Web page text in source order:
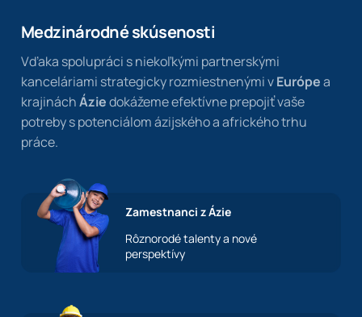
Medzinárodné skúsenosti
Vďaka spolupráci s niekoľkými partnerskými
kanceláriami strategicky rozmiestnenými vEurópea
krajináchÁziedokážeme efektívne prepojiť vaše
potreby s potenciálom ázijského a afrického trhu
práce.
Zamestnanci z Ázie
Rôznorodé talenty a nové
perspektívy